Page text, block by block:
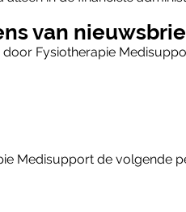
van
Fysiotherapie
Medisupport de volgende